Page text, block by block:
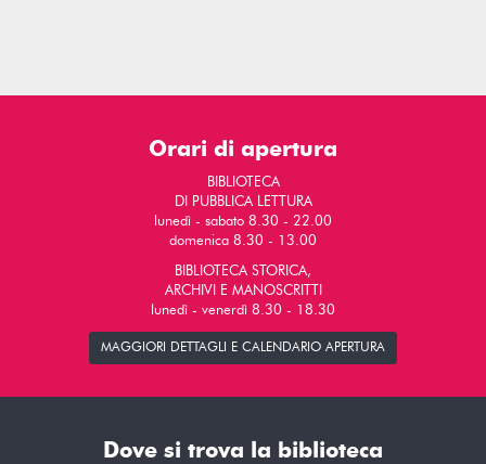
Orari di apertura
BIBLIOTECA
DI PUBBLICA LETTURA
lunedì - sabato 8.30 - 22.00
domenica 8.30 - 13.00
BIBLIOTECA STORICA,
ARCHIVI E MANOSCRITTI
lunedì - venerdì 8.30 - 18.30
MAGGIORI DETTAGLI E CALENDARIO APERTURA
Dove si trova la biblioteca